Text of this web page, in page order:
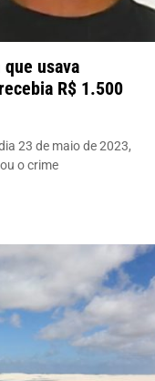
usava
R$ 1.500
23 de maio de 2023,
o crime